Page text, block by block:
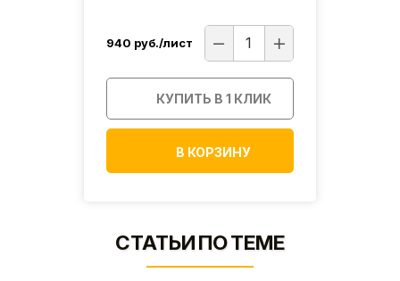
940 руб./лист
КУПИТЬ В 1 КЛИК
В КОРЗИНУ
СТАТЬИ ПО ТЕМЕ